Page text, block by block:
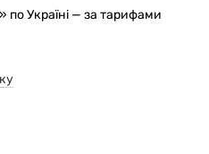
Україні — за тарифами